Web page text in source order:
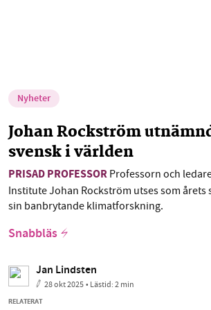
Nyheter
Johan Rockström
svensk i världen
PRISAD PROFESSOR Professorn och
Institute Johan Rockström utses som årets
sin banbrytande klimatforskning.
Snabbläs
Jan Lindsten
28 okt 2025• Lästid:2 min
RELATERAT